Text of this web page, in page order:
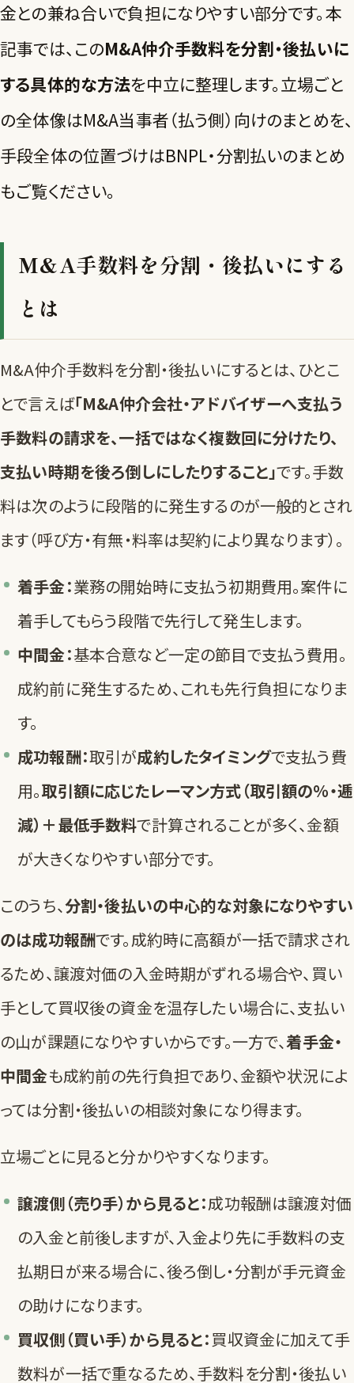
金との兼ね合いで負担になりやすい部分です。本
記事では、このM&A仲介手数料を分割・後払いに
する具体的な方法を中立に整理します。立場ごと
の全体像はM&A当事者（払う側）向けのまとめを、
手段全体の位置づけはBNPL・分割払いのまとめ
もご覧ください。
M&A手数料を分割・後払いにする
とは
M&A仲介手数料を分割・後払いにするとは、ひとこ
とで言えば「M&A仲介会社・アドバイザーへ支払う
手数料の請求を、一括ではなく複数回に分けたり、
支払い時期を後ろ倒しにしたりすること」です。手数
料は次のように段階的に発生するのが一般的とされ
ます（呼び方・有無・料率は契約により異なります）。
着手金：業務の開始時に支払う初期費用。案件に
着手してもらう段階で先行して発生します。
中間金：基本合意など一定の節目で支払う費用。
成約前に発生するため、これも先行負担になりま
す。
成功報酬：取引が成約したタイミングで支払う費
用。取引額に応じたレーマン方式（取引額の％・逓
減）＋最低手数料で計算されることが多く、金額
が大きくなりやすい部分です。
このうち、分割・後払いの中心的な対象になりやすい
のは成功報酬です。成約時に高額が一括で請求され
るため、譲渡対価の入金時期がずれる場合や、買い
手として買収後の資金を温存したい場合に、支払い
の山が課題になりやすいからです。一方で、着手金・
中間金も成約前の先行負担であり、金額や状況によ
っては分割・後払いの相談対象になり得ます。
立場ごとに見ると分かりやすくなります。
譲渡側（売り手）から見ると：成功報酬は譲渡対価
の入金と前後しますが、入金より先に手数料の支
払期日が来る場合に、後ろ倒し・分割が手元資金
の助けになります。
買収側（買い手）から見ると：買収資金に加えて手
数料が一括で重なるため、手数料を分割・後払い